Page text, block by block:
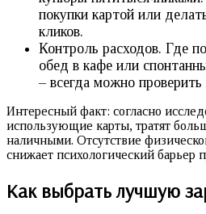
покупки картой или
кликов.
Контроль расходов. Где
обед в кафе или
– всегда можно
Интересный факт: согласно
использующие карты, тратят
наличными. Отсутствие
снижает психологический барьер
Как выбрать лучшую